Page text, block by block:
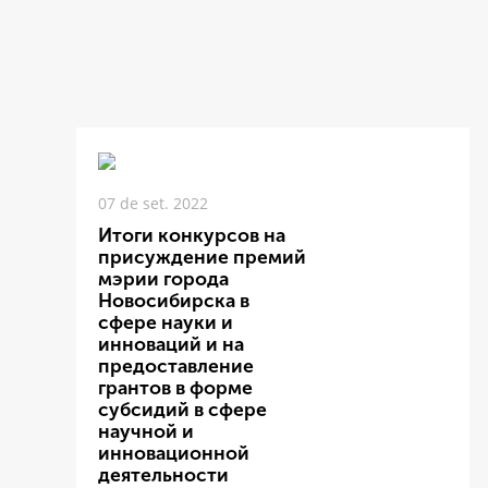
07 de set. 2022
Итоги конкурсов на
присуждение премий
мэрии города
Новосибирска в
сфере науки и
инноваций и на
предоставление
грантов в форме
субсидий в сфере
научной и
инновационной
деятельности